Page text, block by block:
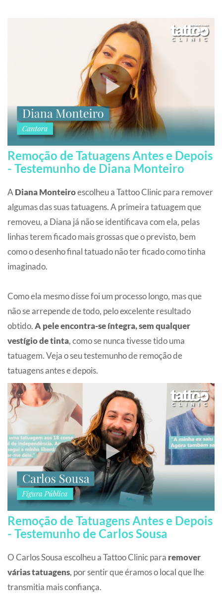
Remoção de Tatuagens Antes e Depois
- Testemunho de Diana Monteiro
ADiana Monteiroescolheu a Tattoo Clinic para remover
algumas das suas tatuagens. A primeira tatuagem que
removeu, a Diana já não se identificava com ela, pelas
linhas terem ficado mais grossas que o previsto, bem
como o desenho final tatuado não ter ficado como tinha
imaginado.
Como ela mesmo disse foi um processo longo, mas que
não se arrepende de todo, pelo excelente resultado
obtido.A pele encontra-se íntegra, sem qualquer
vestígio de tinta, como se nunca tivesse tido uma
tatuagem. Veja o seu testemunho de remoção de
tatuagens antes e depois.
Remoção de Tatuagens Antes e Depois
- Testemunho de Carlos Sousa
O Carlos Sousa escolheu a Tattoo Clinic para remover
várias tatuagens, por sentir que éramos o local que lhe
transmitia mais confiança.